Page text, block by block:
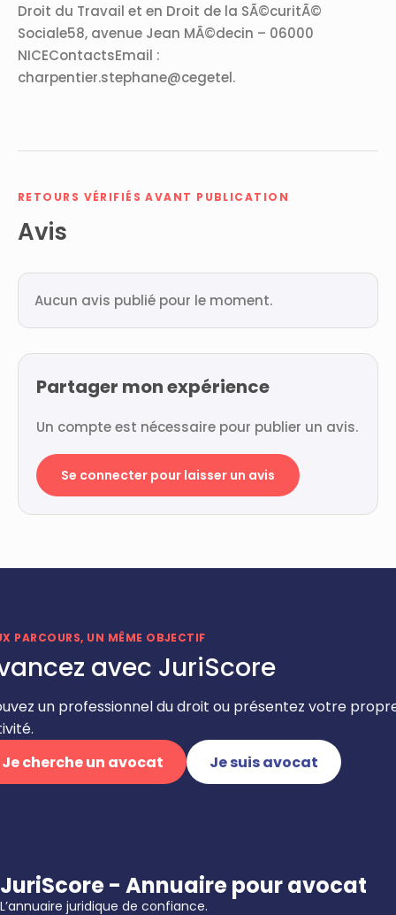
Droit du Travail et en Droit de la SÃ©curitÃ©
Sociale58, avenue Jean MÃ©decin – 06000
NICEContactsEmail :
charpentier.stephane@cegetel.
RETOURS VÉRIFIÉS AVANT PUBLICATION
Avis
Aucun avis publié pour le moment.
Partager mon expérience
Un compte est nécessaire pour publier un avis.
Se connecter pour laisser un avis
PARCOURS, UN MÊME OBJECTIF
avec JuriScore
un professionnel du droit ou présentez votre
Je cherche un avocat
Je suis avocat
JuriScore - Annuaire pour avocat
L’annuaire juridique de confiance.